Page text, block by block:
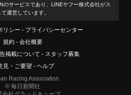
のサービスであり、LINEヤフー株式会社がス
運営しています。
リシー
プライバシーセンター
規約
会社概要
掲載について
スタッフ募集
見・ご要望
ヘルプ
Racing Association.
© 毎日新聞社